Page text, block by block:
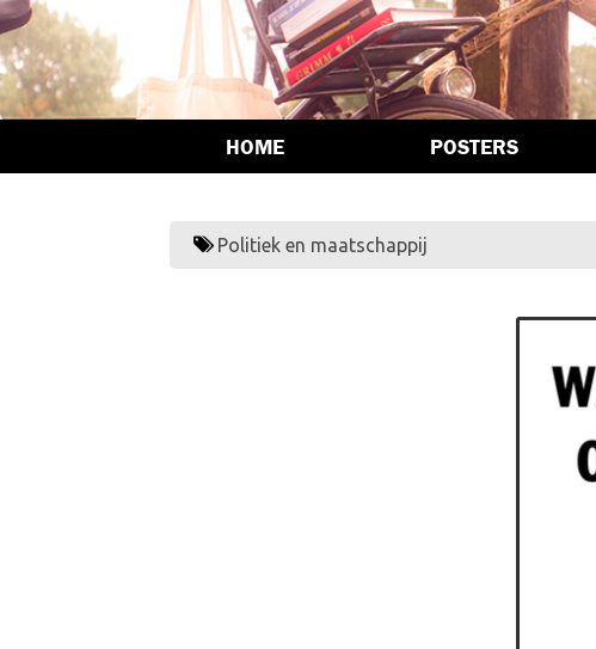
HOME POSTERS
Politiek en maatschappij